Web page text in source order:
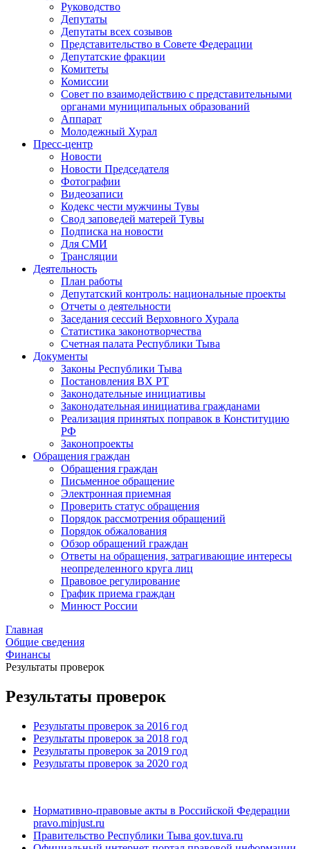
Руководство
Депутаты
Депутаты всех созывов
Представительство в Совете Федерации
Депутатские фракции
Комитеты
Комиссии
Совет по взаимодействию с представительными
органами муниципальных образований
Аппарат
Молодежный Хурал
Пресс-центр
Новости
Новости Председателя
Фотографии
Видеозаписи
Кодекс чести мужчины Тувы
Свод заповедей матерей Тувы
Подписка на новости
Для СМИ
Трансляции
Деятельность
План работы
Депутатский контроль: национальные проекты
Отчеты о деятельности
Заседания сессий Верховного Хурала
Статистика законотворчества
Счетная палата Республики Тыва
Документы
Законы Республики Тыва
Постановления ВХ РТ
Законодательные инициативы
Законодательная инициатива гражданами
Реализация принятых поправок в Конституцию
РФ
Законопроекты
Обращения граждан
Обращения граждан
Письменное обращение
Электронная приемная
Проверить статус обращения
Порядок рассмотрения обращений
Порядок обжалования
Обзор обращений граждан
Ответы на обращения, затрагивающие интересы
неопределенного круга лиц
Правовое регулирование
График приема граждан
Минюст России
Главная
Общие сведения
Финансы
Результаты проверок
Результаты проверок
Результаты проверок за 2016 год
Результаты проверок за 2018 год
Результаты проверок за 2019 год
Результаты проверок за 2020 год
Нормативно-правовые акты в Российской Федерации
pravo.minjust.ru
Правительство Республики Тыва gov.tuva.ru